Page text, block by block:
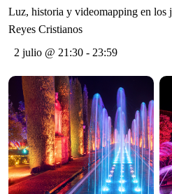
Luz, historia y videomapping en los
Reyes Cristianos
2 julio @ 21:30 - 23:59